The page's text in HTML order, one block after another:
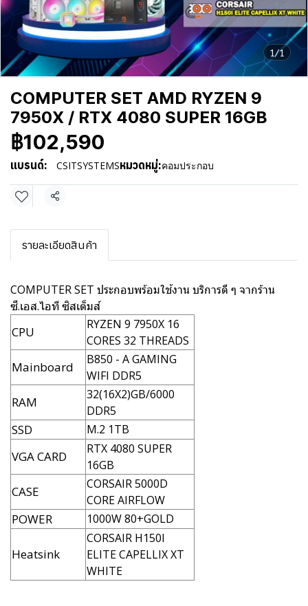
1/1
COMPUTER SET AMD RYZEN 9
7950X / RTX 4080 SUPER 16GB
฿102,590
แบรนด์: CSITSYSTEMSหมวดหมู่:คอมประกอบ
แชร์
รายละเอียดสินค้า
COMPUTER SET ประกอบพร้อมใช้งาน บริการดี ๆ จากร้าน
ซี.เอส.ไอที ซิสเต็มส์
CPU
RYZEN 9 7950X 16
CORES 32 THREADS
Mainboard
B850 - A GAMING
WIFI DDR5
RAM
32(16X2)GB/6000
DDR5
SSD M.2 1TB
VGA CARD
RTX 4080 SUPER
16GB
CASE
CORSAIR 5000D
CORE AIRFLOW
POWER 1000W 80+GOLD
Heatsink
CORSAIR H150I
ELITE CAPELLIX XT
WHITE